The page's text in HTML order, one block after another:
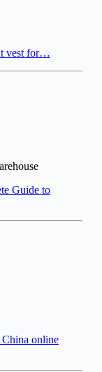
vest for…
Guide to
China online